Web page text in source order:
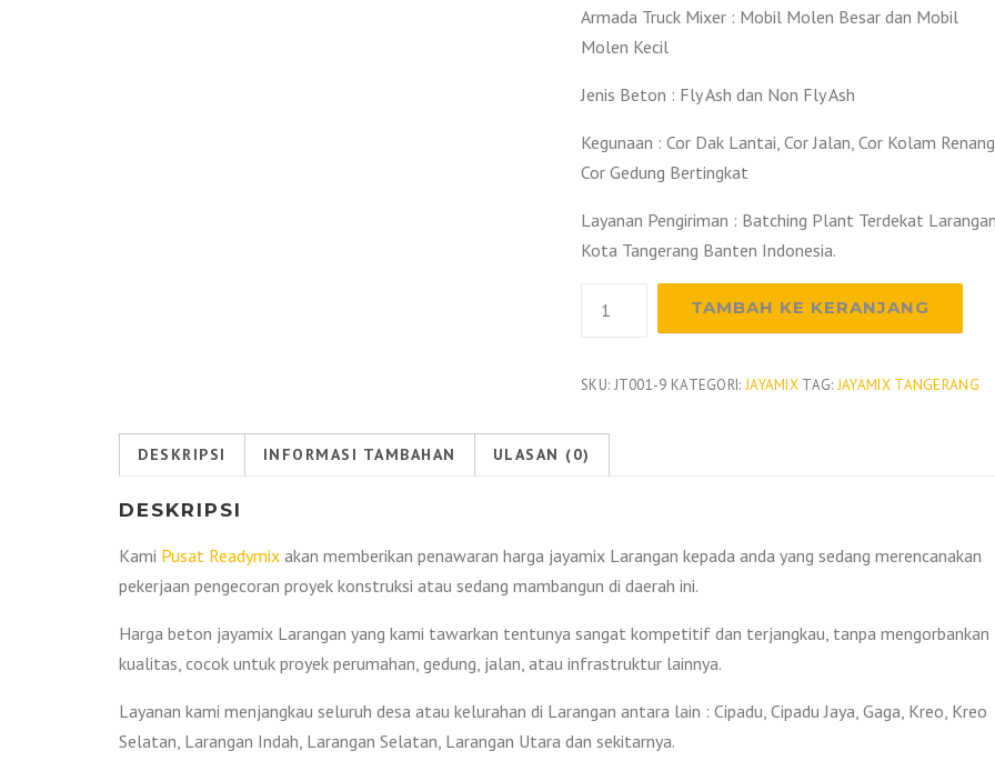
Armada Truck Mixer : Mobil Molen Besar dan Mobil
Molen Kecil
Jenis Beton : Fly Ash dan Non Fly Ash
Kegunaan : Cor Dak Lantai, Cor Jalan, Cor Kolam
Cor Gedung Bertingkat
Layanan Pengiriman : Batching Plant Terdekat
Kota Tangerang Banten Indonesia.
Jayamix
2026
TAMBAH KE KERANJANG
SKU: JT001-9 KATEGORI: JAYAMIX TAG: JAYAMIX TANGERANG
DESKRIPSI INFORMASI TAMBAHAN ULASAN (0)
DESKRIPSI
Kami Pusat Readymix akan memberikan penawaran harga jayamix Larangan kepada anda yang sedang merencanakan
pekerjaan pengecoran proyek konstruksi atau sedang mambangun di daerah ini.
Harga beton jayamix Larangan yang kami tawarkan tentunya sangat kompetitif dan terjangkau, tanpa mengorbankan
kualitas, cocok untuk proyek perumahan, gedung, jalan, atau infrastruktur lainnya.
Layanan kami menjangkau seluruh desa atau kelurahan di Larangan antara lain : Cipadu, Cipadu Jaya, Gaga, Kreo, Kreo
Selatan, Larangan Indah, Larangan Selatan, Larangan Utara dan sekitarnya.